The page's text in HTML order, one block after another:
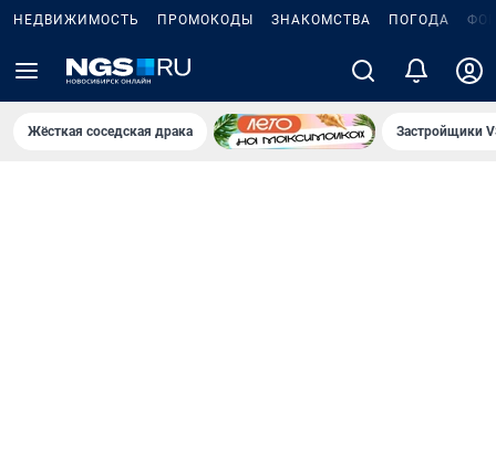
НЕДВИЖИМОСТЬ ПРОМОКОДЫ ЗНАКОМСТВА ПОГОДА
Жёсткая соседская драка Застройщики